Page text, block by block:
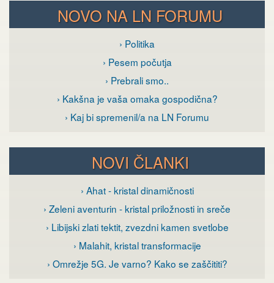
NOVO NA LN FORUMU
› Politika
› Pesem počutja
› Prebrali smo..
› Kakšna je vaša omaka gospodična?
› Kaj bi spremenil/a na LN Forumu
NOVI ČLANKI
› Ahat - kristal dinamičnosti
› Zeleni aventurin - kristal priložnosti in sreče
› Libijski zlati tektit, zvezdni kamen svetlobe
› Malahit, kristal transformacije
› Omrežje 5G. Je varno? Kako se zaščititi?